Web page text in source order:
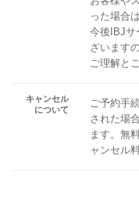
った場合は
今後IBJサ
ざいますの
ご理解と
キャンセル
について
ご予約手
された場
ます。無
ャンセル